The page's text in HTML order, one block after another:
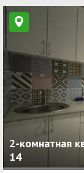
2-комнатная
14